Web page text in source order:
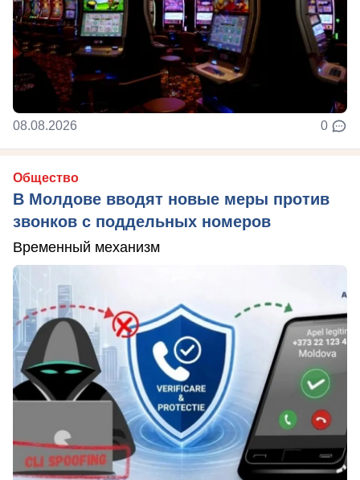
08.08.2026 0
Общество
В Молдове вводят новые меры против
звонков с поддельных номеров
Временный механизм